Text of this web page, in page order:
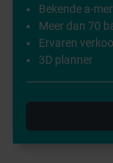
Bekende a-
Meer dan 70
Ervaren
3D planner